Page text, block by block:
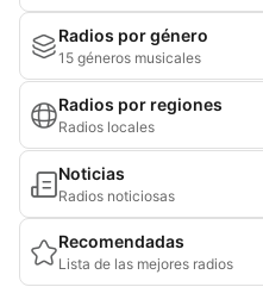
Radios por género
15 géneros musicales
Radios por regiones
Radios locales
Noticias
Radios noticiosas
Recomendadas
Lista de las mejores radios